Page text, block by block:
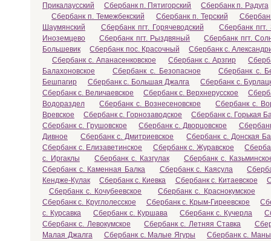
Прикалаусский
Сбербанк п. Пятигорский
Сбербанк п. Радуга
Сбербанк п. Темежбекский
Сбербанк п. Терский
Шаумянский
Сбербанк пгт. Горячеводский
Сбербанк
Иноземцево
Сбербанк пгт. Рыздвяный
Сбербанк пгт.
Большевик
Сбербанк пос. Красочный
Сбербанк с.
Сбербанк с. Апанасенковское
Сбербанк с. Арзгир
Балахоновское
Сбербанк с. Безопасное
Сбербанк с.
Бешпагир
Сбербанк с. Большая Джалга
Сбербанк с.
Сбербанк с. Величаевское
Сбербанк с. Верхнерусское
Водораздел
Сбербанк с. Вознесеновское
Сбербанк с.
Вревское
Сбербанк с. Горнозаводское
Сбербанк с. Горькая
Сбербанк с. Грушовское
Сбербанк с. Дворцовское
Дивное
Сбербанк с. Дмитриевское
Сбербанк с. Донская
Сбербанк с. Елизаветинское
Сбербанк с. Журавское
с. Иргаклы
Сбербанк с. Казгулак
Сбербанк с.
Сбербанк с. Каменная Балка
Сбербанк с. Каясула
Кендже-Кулак
Сбербанк с. Киевка Сбербанк с. Китаевское
Сбербанк с. Кочубеевское
Сбербанк с. Краснокумское
Сбербанк с. Круглолесское
Сбербанк с. Крым-Гиреевское
с. Курсавка
Сбербанк с. Куршава Сбербанк с. Кучерла
Сбербанк с. Левокумское
Сбербанк с. Летняя Ставка
Малая Джалга
Сбербанк с. Малые Ягуры
Сбербанк с.